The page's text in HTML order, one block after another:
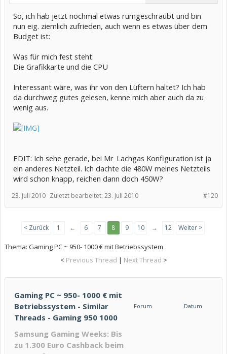
So, ich hab jetzt nochmal etwas rumgeschraubt und bin
nun eig. ziemlich zufrieden, auch wenn es etwas über dem
Budget ist:
Was für mich fest steht:
Die Grafikkarte und die CPU
Interessant wäre, was ihr von den Lüftern haltet? Ich hab
da durchweg gutes gelesen, kenne mich aber auch da zu
wenig aus.
EDIT: Ich sehe gerade, bei Mr_Lachgas Konfiguration ist ja
ein anderes Netzteil. Ich dachte die 480W meines Netzteils
wird schon knapp, reichen dann doch 450W?
#120
23. Juli 2010 Zuletzt bearbeitet: 23. Juli 2010
< Zurück 1 ← 6 7 8 9 10 → 12 Weiter >
Thema: Gaming PC ~ 950- 1000 € mit Betriebssystem
< Previous Thread | Next Thread >
Gaming PC ~ 950- 1000 € mit
Betriebssystem - Similar
Threads - Gaming 950 1000
Forum Datum
Samsung Gaming Weeks: Bis
zu 1.300 Euro Cashback beim